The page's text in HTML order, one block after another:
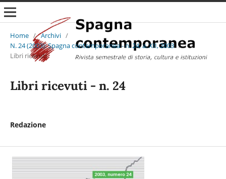
Home / Archivi /
N. 24 (2003): Spagna contemporanea - n. 24, a. XII, 2003 /
Libri ricevuti
Libri ricevuti - n. 24
Redazione